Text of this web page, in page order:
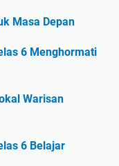
Masa Depan
6 Menghormati
Warisan
6 Belajar